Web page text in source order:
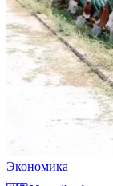
Экономика